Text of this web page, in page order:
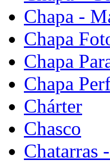
Chapa -
Chapa
Chapa
Chapa
Chárter
Chasco
Chatarras